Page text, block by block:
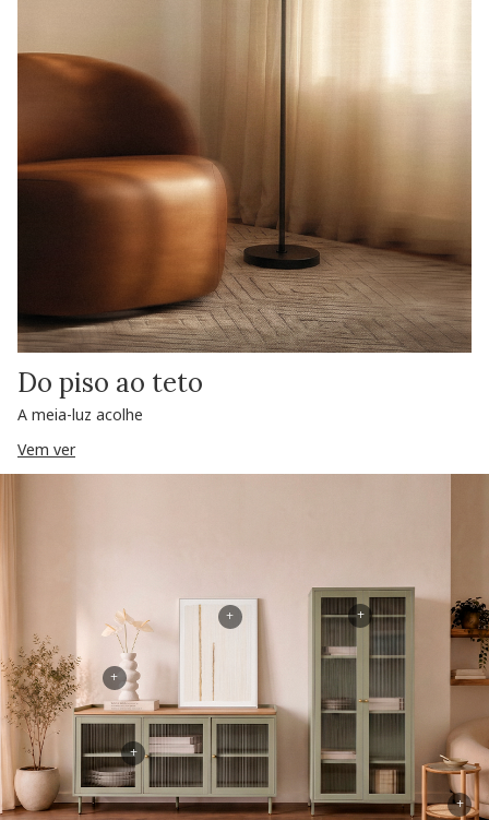
Do piso ao teto
A meia-luz acolhe
Vem ver
+
+
+
+
+